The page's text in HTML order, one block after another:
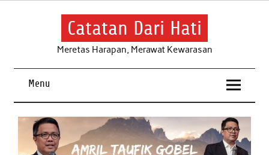
Skip
Catatan Dari Hati
Meretas Harapan, Merawat Kewarasan
Menu